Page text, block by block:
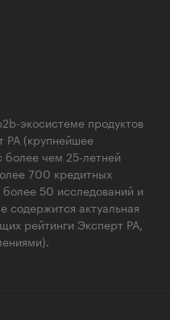
экосистеме продуктов
РА (крупнейшее
более чем 25-летней
700 кредитных
50 исследований и
содержится актуальная
рейтинги Эксперт РА,